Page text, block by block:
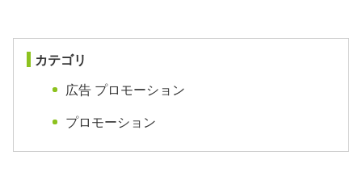
カテゴリ
広告 プロモーション
プロモーション